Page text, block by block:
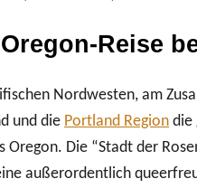
Reise
Nordwesten, am
und die Portland Region die
Oregon. Die “Stadt der
außerordentlich